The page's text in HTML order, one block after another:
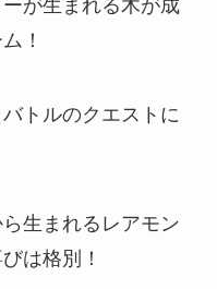
が生まれる木が成
！
トルのクエストに
生まれるレアモン
は格別！